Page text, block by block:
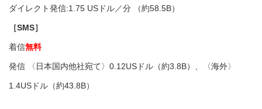
ダイレクト発信:1.75 US ドル／分 （約58.5B）
［SMS］
着信無料
発信 〈日本国内他社宛て〉 0.12USドル（約3.8B）、〈海外〉
1.4USドル（約43.8B）